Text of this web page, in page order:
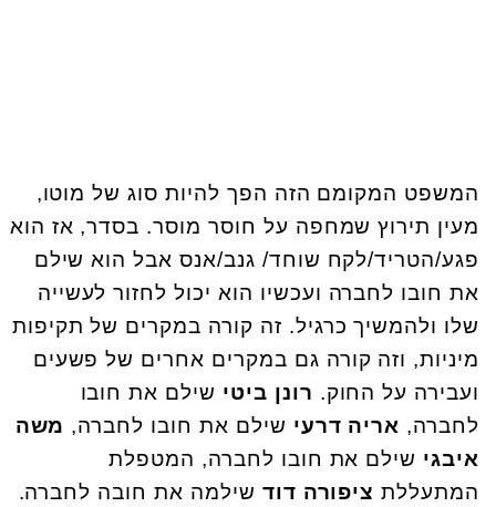
המשפט המקומם הזה הפך להיות סוג של מוטו,
מעין תירוץ שמחפה על חוסר מוסר. בסדר, אז הוא
פגע/הטריד/לקח שוחד/ גנב/אנס אבל הוא שילם
את חובו לחברה ועכשיו הוא יכול לחזור לעשייה
שלו ולהמשיך כרגיל. זה קורה במקרים של תקיפות
מיניות, וזה קורה גם במקרים אחרים של פשעים
ועבירה על החוק. רונן ביטי שילם את חובו
לחברה, אריה דרעי שילם את חובו לחברה, משה
איבגי שילם את חובו לחברה, המטפלת
המתעללת ציפורה דוד שילמה את חובה לחברה.